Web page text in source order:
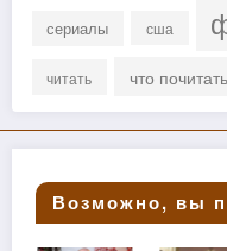
сериалы сша
читать что почитать
Возможно, вы